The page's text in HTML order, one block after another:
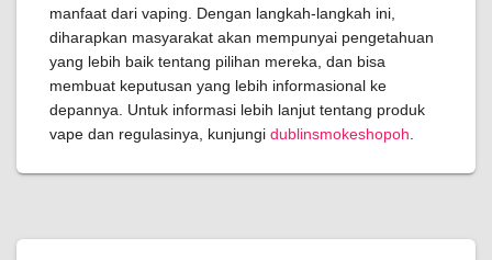
manfaat dari vaping. Dengan langkah-langkah ini,
diharapkan masyarakat akan mempunyai pengetahuan
yang lebih baik tentang pilihan mereka, dan bisa
membuat keputusan yang lebih informasional ke
depannya. Untuk informasi lebih lanjut tentang produk
vape dan regulasinya, kunjungi dublinsmokeshopoh